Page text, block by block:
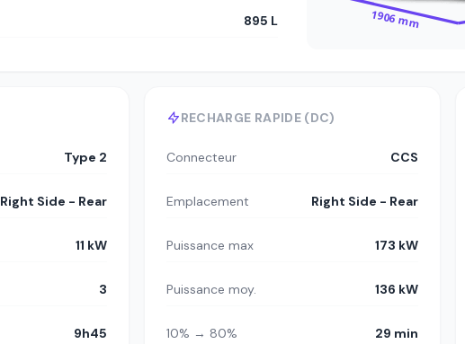
895 L 1906 mm
Type 2
Right Side - Rear
11 kW
3
9h45
RECHARGE RAPIDE (DC)
Connecteur CCS
Emplacement Right Side - Rear
Puissance max 173 kW
Puissance moy. 136 kW
10% → 80% 29 min